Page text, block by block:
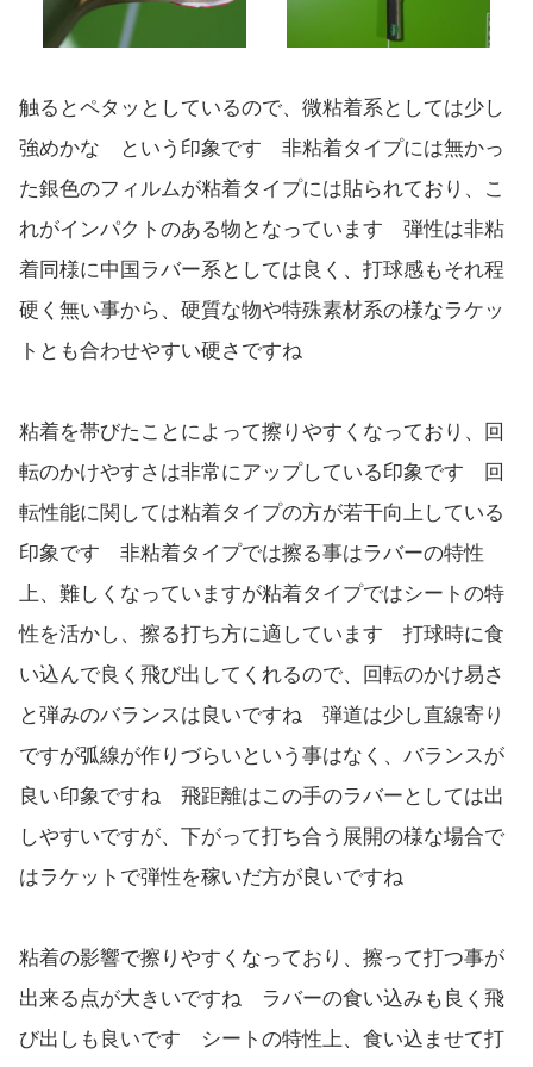
触るとペタッとしているので、微粘着系としては少し
強めかな という印象です 非粘着タイプには無かっ
た銀色のフィルムが粘着タイプには貼られており、こ
れがインパクトのある物となっています 弾性は非粘
着同様に中国ラバー系としては良く、打球感もそれ程
硬く無い事から、硬質な物や特殊素材系の様なラケッ
トとも合わせやすい硬さですね
粘着を帯びたことによって擦りやすくなっており、回
転のかけやすさは非常にアップしている印象です 回
転性能に関しては粘着タイプの方が若干向上している
印象です 非粘着タイプでは擦る事はラバーの特性
上、難しくなっていますが粘着タイプではシートの特
性を活かし、擦る打ち方に適しています 打球時に食
い込んで良く飛び出してくれるので、回転のかけ易さ
と弾みのバランスは良いですね 弾道は少し直線寄り
ですが弧線が作りづらいという事はなく、バランスが
良い印象ですね 飛距離はこの手のラバーとしては出
しやすいですが、下がって打ち合う展開の様な場合で
はラケットで弾性を稼いだ方が良いですね
粘着の影響で擦りやすくなっており、擦って打つ事が
出来る点が大きいですね ラバーの食い込みも良く飛
び出しも良いです シートの特性上、食い込ませて打